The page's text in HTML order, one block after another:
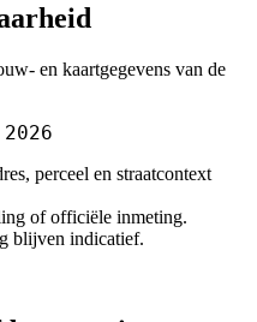
en kaartgegevens van de
perceel en straatcontext
of officiële inmeting.
blijven indicatief.